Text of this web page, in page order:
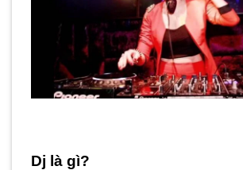
Dj là gì?